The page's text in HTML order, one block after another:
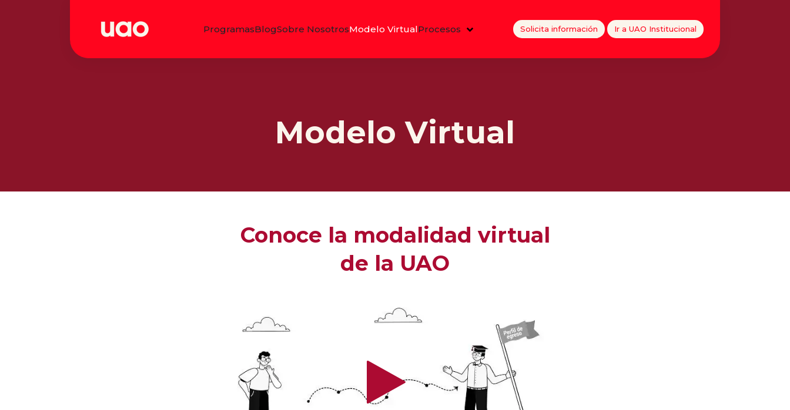
ProgramasBlogSobre NosotrosModelo VirtualProcesos Solicita información Ir a UAO Institucional
Modelo Virtual
Conoce la modalidad virtual
de la UAO